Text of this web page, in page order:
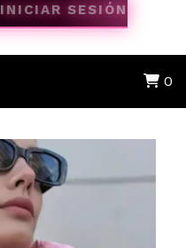
INICIAR SESIÓN
0